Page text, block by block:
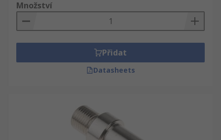
Množství
Přidat
Datasheets